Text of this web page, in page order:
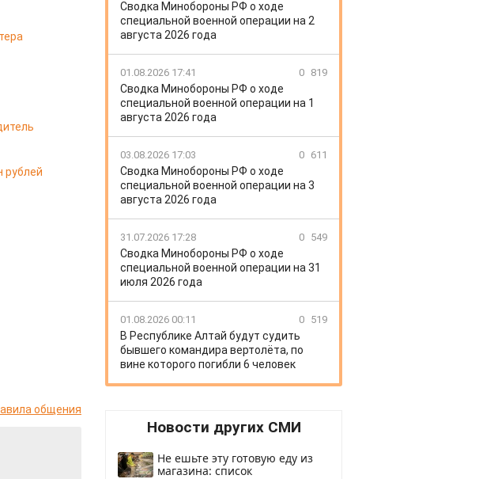
рублей
общения
Сводка Минобороны РФ о ходе
специальной военной операции на 2
августа 2026 года
01.08.2026 17:41 0 819
Сводка Минобороны РФ о ходе
специальной военной операции на 1
августа 2026 года
03.08.2026 17:03 0 611
Сводка Минобороны РФ о ходе
специальной военной операции на 3
августа 2026 года
31.07.2026 17:28 0 549
Сводка Минобороны РФ о ходе
специальной военной операции на 31
июля 2026 года
01.08.2026 00:11 0 519
В Республике Алтай будут судить
бывшего командира вертолёта, по
вине которого погибли 6 человек
Новости других СМИ
Не ешьте эту готовую еду из
магазина: список